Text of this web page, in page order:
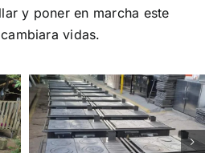
y poner en marcha este
vidas.